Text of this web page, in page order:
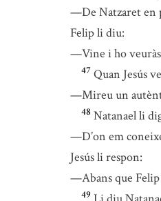
—De Natzaret en
Felip li diu:
—Vine i ho
47 Quan Jesús
—Mireu un
48 Natanael li
—D’on em
Jesús li respon:
—Abans que Felip
49